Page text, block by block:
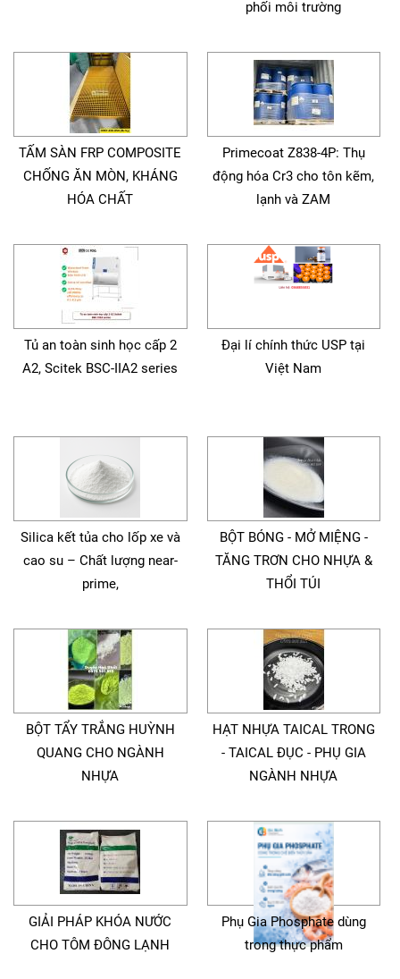
phối môi trường
TẤM SÀN FRP COMPOSITE
CHỐNG ĂN MÒN, KHÁNG
HÓA CHẤT
Primecoat Z838-4P: Thụ
động hóa Cr3 cho tôn kẽm,
lạnh và ZAM
Tủ an toàn sinh học cấp 2
A2, Scitek BSC-IIA2 series
Đại lí chính thức USP tại
Việt Nam
Silica kết tủa cho lốp xe và
cao su – Chất lượng near-
prime,
BỘT BÓNG - MỞ MIỆNG -
TĂNG TRƠN CHO NHỰA &
THỔI TÚI
BỘT TẨY TRẮNG HUỲNH
QUANG CHO NGÀNH
NHỰA
HẠT NHỰA TAICAL TRONG
- TAICAL ĐỤC - PHỤ GIA
NGÀNH NHỰA
GIẢI PHÁP KHÓA NƯỚC
CHO TÔM ĐÔNG LẠNH
Phụ Gia Phosphate dùng
trong thực phẩm